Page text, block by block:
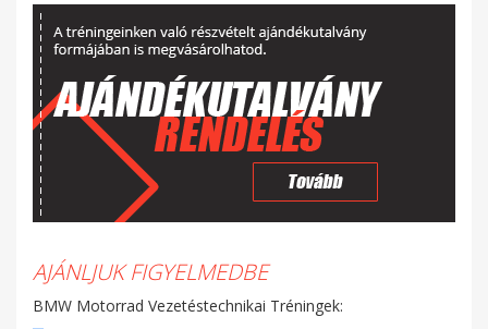
AJÁNLJUK FIGYELMEDBE
BMW Motorrad Vezetéstechnikai Tréningek: